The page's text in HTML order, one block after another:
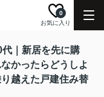
お気に入り
0
代｜新居を先に購
かったらどうしよ
越えた戸建住み替